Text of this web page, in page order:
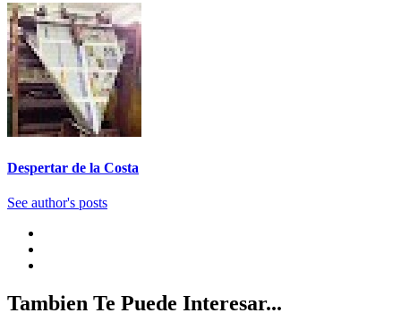
Despertar de la Costa
See author's posts
Tambien Te Puede Interesar...